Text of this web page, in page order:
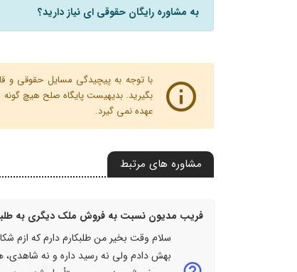
به مشاوره رایگان حقوقی ای نیاز دارید؟
با توجه به پیچیدگی مسایل حقوقی و
بگیرید. بدیهیست پایگاه صلح هیچ گونه
عهده نمی گیرد.
مشاوره های مرتبط
فریب مدیون نسبت به فروش ملک دیگری به
بهش دادم ولی نه رسید داره و نه شاهدی،